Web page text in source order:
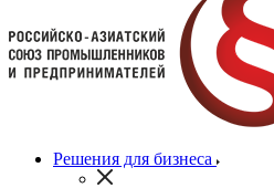
Решения для бизнеса